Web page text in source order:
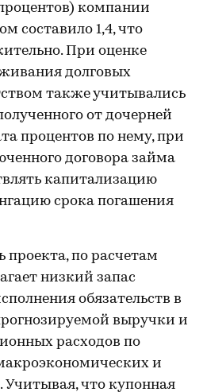
компании
составило 1,4, что
При оценке
долговых
также учитывались
от дочерней
процентов по нему, при
договора займа
капитализацию
срока погашения
проекта, по расчетам
низкий запас
обязательств в
выручки и
расходов по
и
что купонная